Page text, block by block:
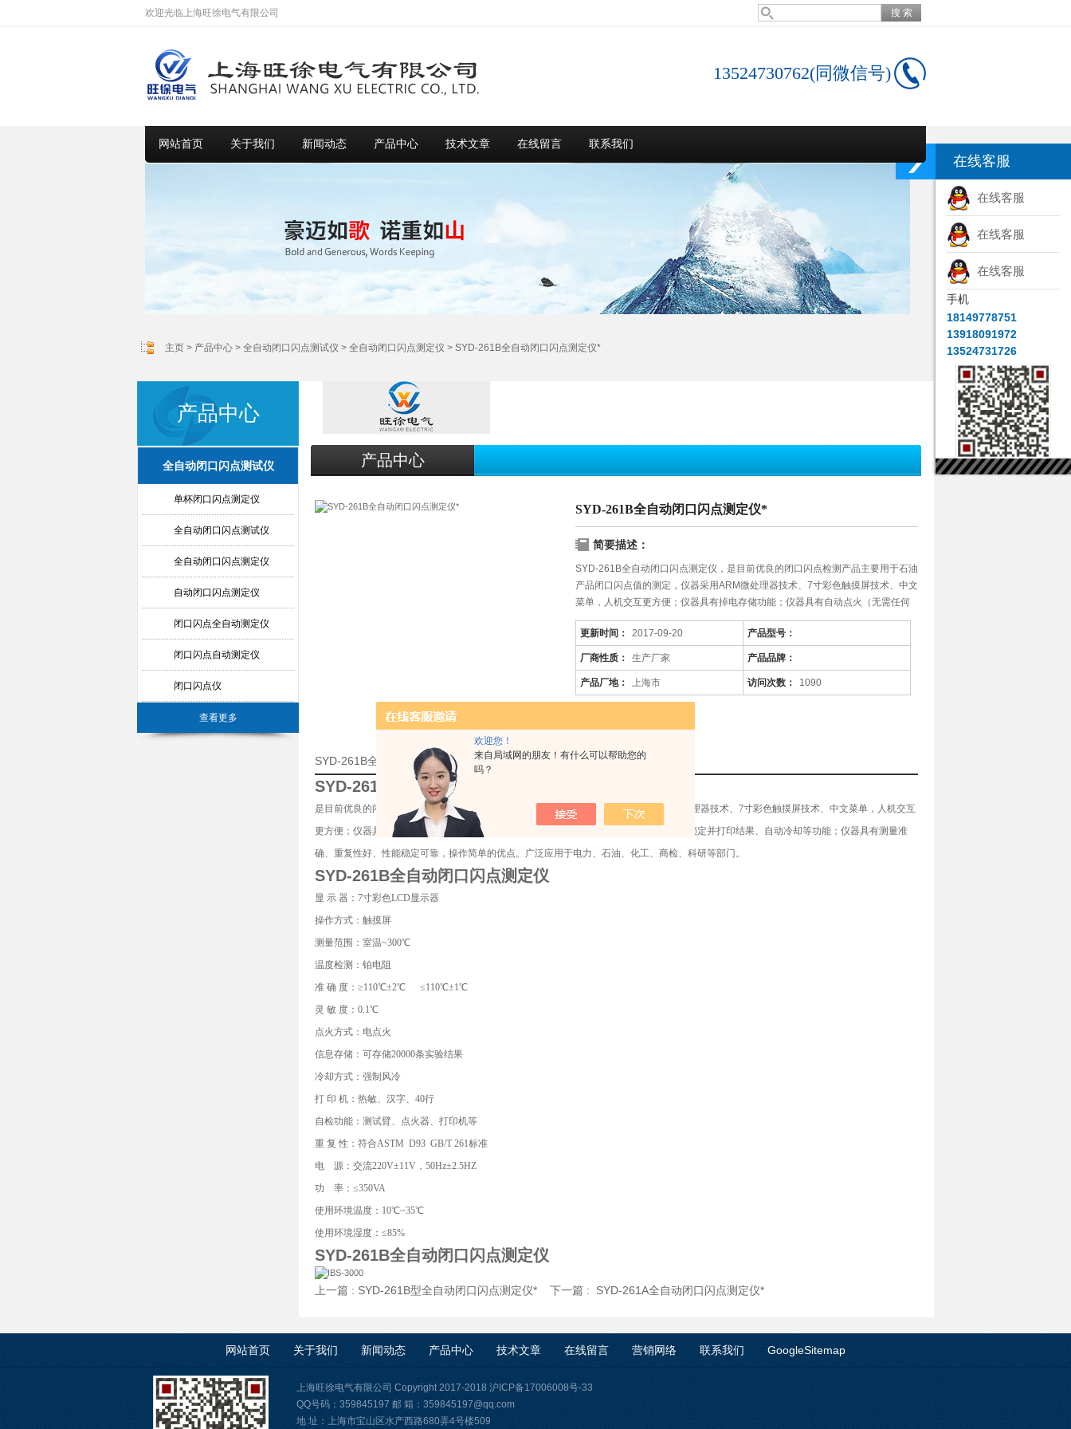
欢迎您！
来自局域网的朋友！有什么可以帮助您的
吗？
欢迎光临上海旺徐电气有限公司
13524730762(同微信号)
网站首页 关于我们 新闻动态 产品中心 技术文章 在线留言 联系我们
主页 > 产品中心 > 全自动闭口闪点测试仪 > 全自动闭口闪点测定仪 > SYD-261B全自动闭口闪点测定仪*
产品中心
全自动闭口闪点测试仪
单杯闭口闪点测定仪
全自动闭口闪点测试仪
全自动闭口闪点测定仪
自动闭口闪点测定仪
闭口闪点全自动测定仪
闭口闪点自动测定仪
闭口闪点仪
查看更多
产品中心
SYD-261B全自动闭口闪点测定仪*
简要描述：
SYD-261B全自动闭口闪点测定仪，是目前优良的闭口闪点检测产品主要用于石油
产品闭口闪点值的测定，仪器采用ARM微处理器技术、7寸彩色触摸屏技术、中文
菜单，人机交互更方便；仪器具有掉电存储功能；仪器具有自动点火（无需任何
更新时间： 2017-09-20 产品型号：
厂商性质： 生产厂家 产品品牌：
产品厂地： 上海市 访问次数： 1090
SYD-261B全自动闭口闪点测定仪*的详细资料：
SYD-261B全自动闭口闪点测定仪
是目前优良的闭口闪点检测产品主要用于石油产品闭口闪点值的测定，仪器采用ARM微处理器技术、7寸彩色触摸屏技术、中文菜单，人机交互
更方便；仪器具有掉电存储功能；仪器具有自动点火（无需任何气体安全可靠）、显示、锁定并打印结果、自动冷却等功能；仪器具有测量准
确、重复性好、性能稳定可靠，操作简单的优点。广泛应用于电力、石油、化工、商检、科研等部门。
SYD-261B全自动闭口闪点测定仪
显 示 器：7寸彩色LCD显示器
操作方式：触摸屏
测量范围：室温~300℃
温度检测：铂电阻
准 确 度：≥110℃±2℃ ≤110℃±1℃
灵 敏 度：0.1℃
点火方式：电点火
信息存储：可存储20000条实验结果
冷却方式：强制风冷
打 印 机：热敏、汉字、40行
自检功能：测试臂、点火器、打印机等
重 复 性：符合ASTM D93 GB/T 261标准
电 源：交流220V±11V，50Hz±2.5HZ
功 率：≤350VA
使用环境温度：10℃~35℃
使用环境湿度：≤85%
SYD-261B全自动闭口闪点测定仪
上一篇 : SYD-261B型全自动闭口闪点测定仪* 下一篇 : SYD-261A全自动闭口闪点测定仪*
网站首页 关于我们 新闻动态 产品中心 技术文章 在线留言 营销网络 联系我们 GoogleSitemap
上海旺徐电气有限公司 Copyright 2017-2018 沪ICP备17006008号-33
QQ号码：359845197 邮 箱：359845197@qq.com
地 址：上海市宝山区水产西路680弄4号楼509
在线客服
在线客服
在线客服
在线客服
手机
18149778751
13918091972
13524731726